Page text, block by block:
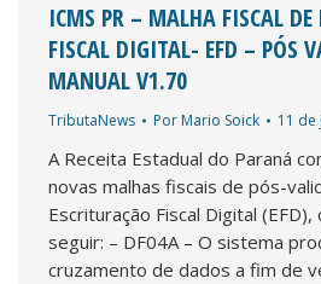
ICMS PR – MALHA FISCAL DE
FISCAL DIGITAL- EFD – PÓS
MANUAL V1.70
TributaNews Por Mario Soick 11 de
A Receita Estadual do Paraná
novas malhas fiscais de pós-
Escrituração Fiscal Digital
seguir: – DF04A – O sistema
cruzamento de dados a fim de